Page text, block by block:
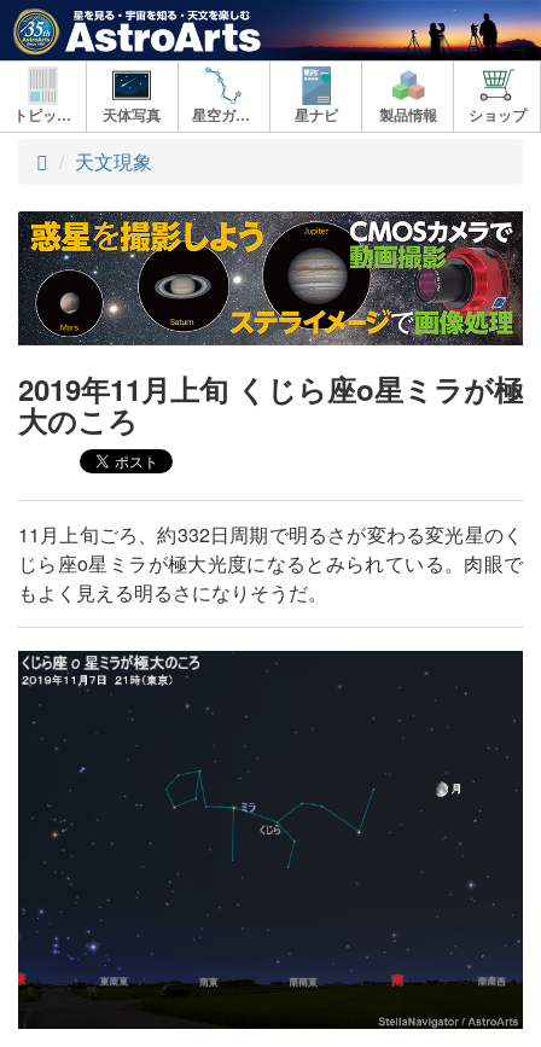
トピックス 天体写真 星空ガイド 星ナビ 製品情報 ショップ
ト
プ
天文現象
2019年11月上旬 くじら座ο星ミラが極
大のころ
11月上旬ごろ、約332日周期で明るさが変わる変光星のく
じら座ο星ミラが極大光度になるとみられている。肉眼で
もよく見える明るさになりそうだ。